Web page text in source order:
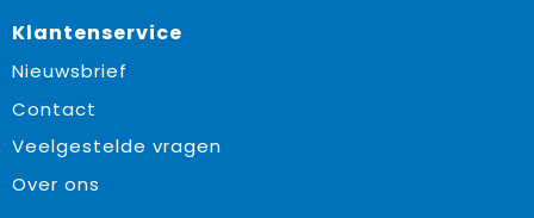
Klantenservice
Nieuwsbrief
Contact
Veelgestelde vragen
Over ons